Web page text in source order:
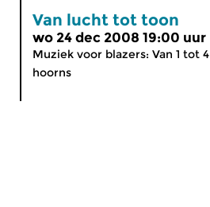
Van lucht tot toon
wo 24 dec 2008 19:00 uur
Muziek voor blazers: Van 1 tot 4
hoorns